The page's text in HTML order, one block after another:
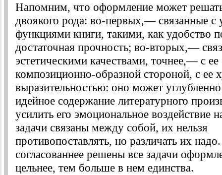
Напомним, что оформление может
двоякого рода: во-первых,— связанные с
функциями книги, такими, как удобство
достаточная прочность; во-вторых,—
эстетическими качествами, точнее,— с ее
композиционно-образной стороной, с ее
выразительностью: оно может
идейное содержание литературного
усилить его эмоциональное воздействие
задачи связаны между собой, их нельзя
противопоставлять, но различать их
согласованнее решены все задачи
цельнее, тем больше в нем единства.